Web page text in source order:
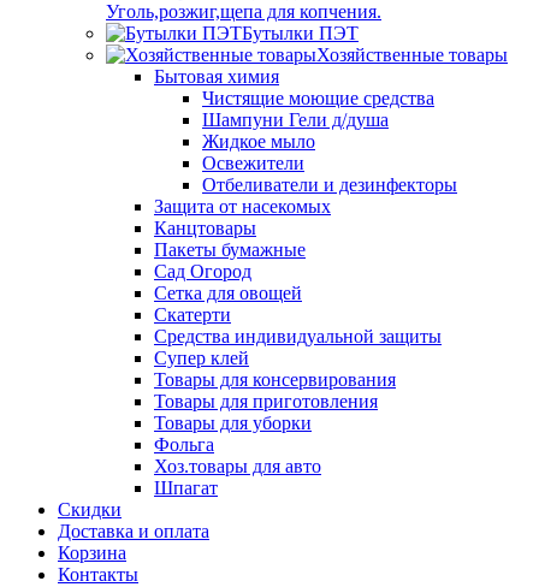
Уголь,розжиг,щепа для копчения.
Бутылки ПЭТ
Хозяйственные товары
Бытовая химия
Чистящие моющие средства
Шампуни Гели д/душа
Жидкое мыло
Освежители
Отбеливатели и дезинфекторы
Защита от насекомых
Канцтовары
Пакеты бумажные
Сад Огород
Сетка для овощей
Скатерти
Средства индивидуальной защиты
Супер клей
Товары для консервирования
Товары для приготовления
Товары для уборки
Фольга
Хоз.товары для авто
Шпагат
Скидки
Доставка и оплата
Корзина
Контакты